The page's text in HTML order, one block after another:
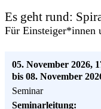
Es geht rund:
Für Einsteiger*innen
05. November 2026,
bis 08. November
Seminar
Seminarleitung: